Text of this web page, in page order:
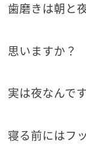
歯磨きは朝と
思いますか？
実は夜なんで
寝る前にはフ